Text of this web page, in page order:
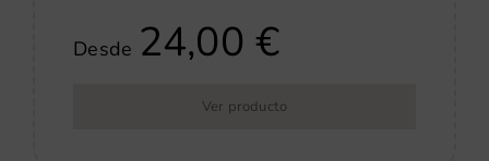
Desde 24,00€
Ver producto